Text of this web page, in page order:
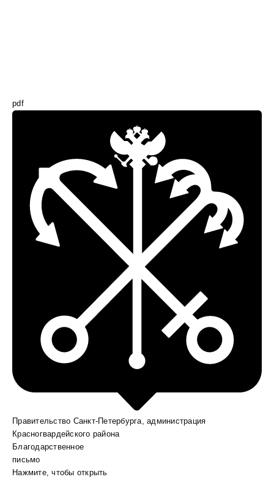
pdf
Правительство Санкт-Петербурга, администрация
Красногвардейского района
Благодарственное
письмо
Нажмите, чтобы открыть